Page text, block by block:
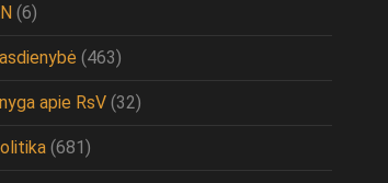
(6)
(463)
apie RsV (32)
(681)